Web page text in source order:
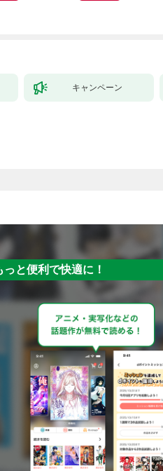
キャンペーン
と便利で快適に！